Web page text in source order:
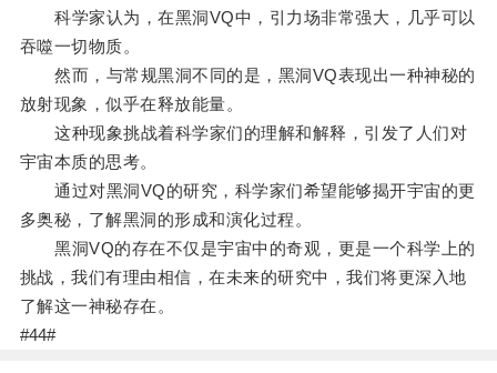
科学家认为，在黑洞VQ中，引力场非常强大，几乎可以
吞噬一切物质。
然而，与常规黑洞不同的是，黑洞VQ表现出一种神秘的
放射现象，似乎在释放能量。
这种现象挑战着科学家们的理解和解释，引发了人们对
宇宙本质的思考。
通过对黑洞VQ的研究，科学家们希望能够揭开宇宙的更
多奥秘，了解黑洞的形成和演化过程。
黑洞VQ的存在不仅是宇宙中的奇观，更是一个科学上的
挑战，我们有理由相信，在未来的研究中，我们将更深入地
了解这一神秘存在。
#44#